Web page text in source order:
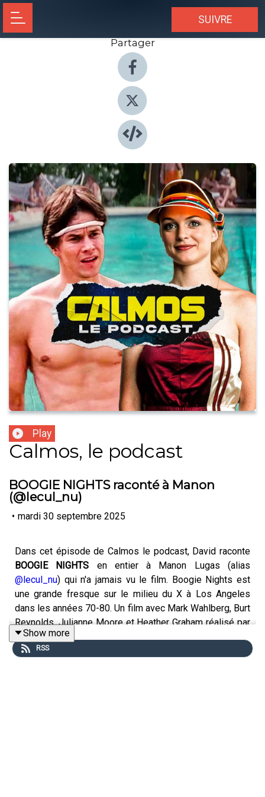
SUIVRE
Partager
Play
Calmos, le podcast
BOOGIE NIGHTS raconté à Manon
(@lecul_nu)
• mardi 30 septembre 2025
Dans cet épisode de Calmos le podcast, David raconte
BOOGIE NIGHTS en entier à Manon Lugas (alias
@lecul_nu) qui n'a jamais vu le film. Boogie Nights est
une grande fresque sur le milieu du X à Los Angeles
dans les années 70-80. Un film avec Mark Wahlberg, Burt
Reynolds, Julianne Moore et Heather Graham réalisé par
Paul Thomas Anderson en 1997.
Show more
RSS